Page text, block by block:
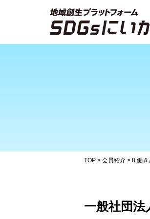
TOP > 会員紹介 > 8.働き
一般社団